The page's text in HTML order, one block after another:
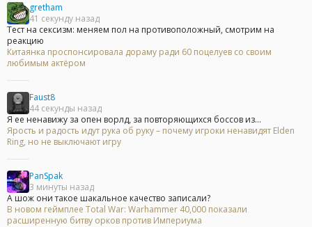
gretham
41 секунду назад
Тест на сексизм: меняем пол на противоположный, смотрим на
реакцию
Китаянка проспонсировала дораму ради 60 поцелуев со своим
любимым актёром
Faust8
44 секунды назад
Я ее ненавижу за опен ворлд, за повторяющихся боссов из...
Ярость и радость идут рука об руку – почему игроки ненавидят Elden
Ring, но не выключают игру
PanSpak
3 минуты назад
А шож они такое шакальное качество записали?
В новом геймплее Total War: Warhammer 40,000 показали
расширенную битву орков против Империума